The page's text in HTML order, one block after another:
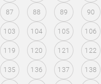
87 88 89 90
103 104 105 106
119 120 121 122
135 136 137 138